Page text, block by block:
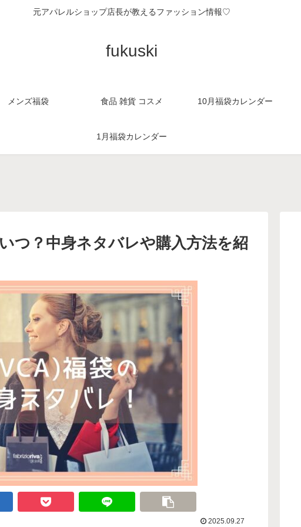
元アパレルショップ店長が教えるファッション情報♡
fukuski
メンズ福袋 食品 雑貨 コスメ 10月福袋カレンダー
1月福袋カレンダー
つ？中身ネタバレや購入方法を紹
2025.09.27